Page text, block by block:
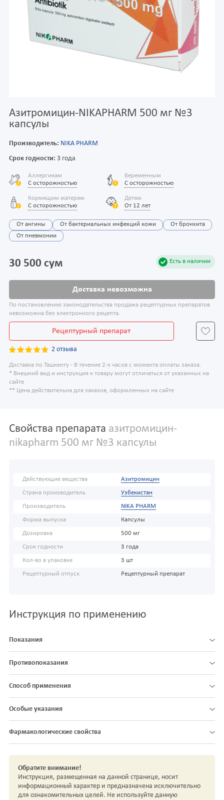
Азитромицин-NIKAPHARM 500 мг №3
капсулы
Производитель: NIKA PHARM
Срок годности: 3 года
Аллергикам
С осторожностью
Беременным
С осторожностью
Кормящим матерям
С осторожностью
Детям
От 12 лет
От ангины От бактериальных инфекций кожи
От бронхита
От пневмонии
Есть в наличии
30 500 сум
Доставка невозможна
По постановлению законодательства продажа рецептурных препаратов
невозможна без электронного рецепта.
Рецептурный препарат
2 отзыва
Доставка по Ташкенту - В течение 2-х часов с момента оплаты заказа.
* Внешний вид и инструкция к товару могут отличаться от указанных на
сайте
** Цена действительна для заказов, оформленных на сайте
Свойства препарата азитромицин-
nikapharm 500 мг №3 капсулы
Действующие вещества Азитромицин
Страна производитель Узбекистан
Производитель NIKA PHARM
Форма выпуска Капсулы
Дозировка 500 мг
Срок годности 3 года
Кол-во в упаковке 3 шт
Рецептурный отпуск Рецептурный препарат
Инструкция по применению
Показания
Противопоказания
Способ применения
Особые указания
Фармакологические свойства
Обратите внимание!
Инструкция, размещенная на данной странице, носит
информационный характер и предназначена исключительно
для ознакомительных целей. Не используйте данную